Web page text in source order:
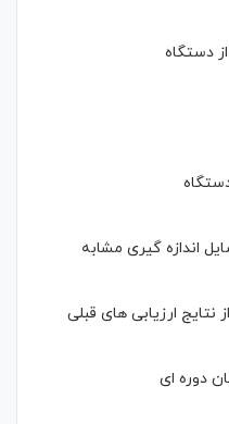
دستگاه
اندازه گیری مشابه
نتایج ارزیابی های قبلی
دوره ای